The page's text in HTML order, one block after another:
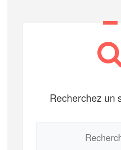
Recherchez un